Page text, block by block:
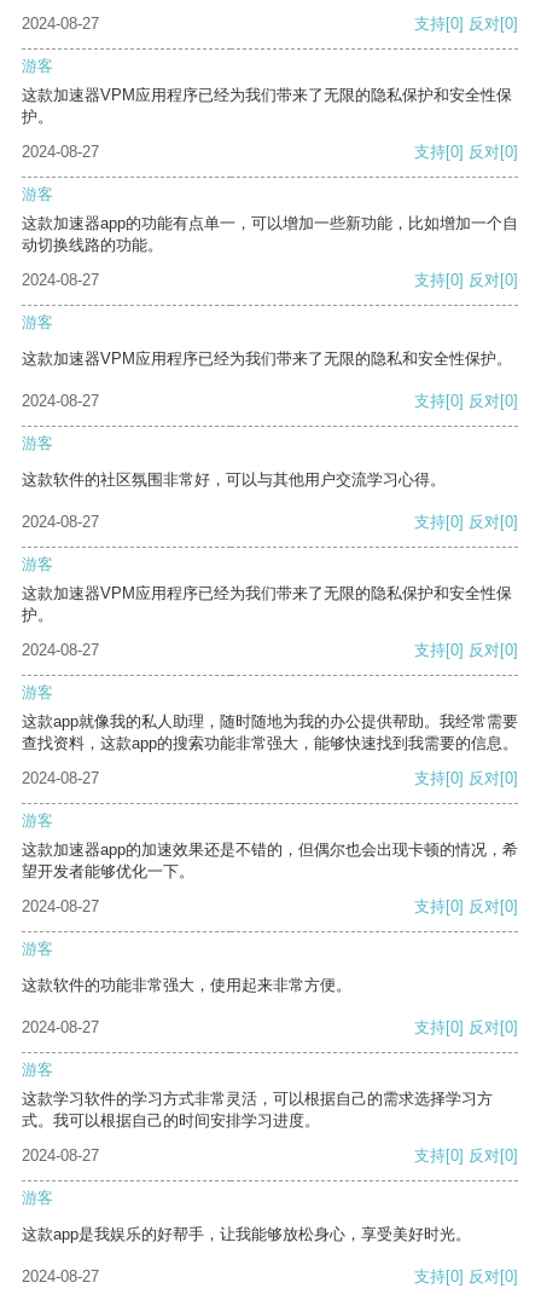
2024-08-27
支持[0] 反对[0]
游客
这款加速器VPM应用程序已经为我们带来了无限的隐私保护和安全性保
护。
2024-08-27
支持[0] 反对[0]
游客
这款加速器app的功能有点单一，可以增加一些新功能，比如增加一个自
动切换线路的功能。
2024-08-27
支持[0] 反对[0]
游客
这款加速器VPM应用程序已经为我们带来了无限的隐私和安全性保护。
2024-08-27 支持[0] 反对[0]
游客
这款软件的社区氛围非常好，可以与其他用户交流学习心得。
2024-08-27 支持[0] 反对[0]
游客
这款加速器VPM应用程序已经为我们带来了无限的隐私保护和安全性保
护。
2024-08-27
支持[0] 反对[0]
游客
这款app就像我的私人助理，随时随地为我的办公提供帮助。我经常需要
查找资料，这款app的搜索功能非常强大，能够快速找到我需要的信息。
2024-08-27
支持[0] 反对[0]
游客
这款加速器app的加速效果还是不错的，但偶尔也会出现卡顿的情况，希
望开发者能够优化一下。
2024-08-27
支持[0] 反对[0]
游客
这款软件的功能非常强大，使用起来非常方便。
2024-08-27 支持[0] 反对[0]
游客
这款学习软件的学习方式非常灵活，可以根据自己的需求选择学习方
式。我可以根据自己的时间安排学习进度。
2024-08-27
支持[0] 反对[0]
游客
这款app是我娱乐的好帮手，让我能够放松身心，享受美好时光。
2024-08-27 支持[0] 反对[0]